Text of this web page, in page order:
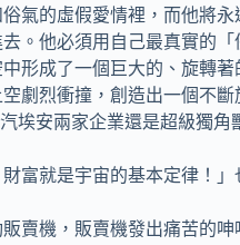
氣的虛假愛情裡，而他將
。他必須用自己最真實的
形成了一個巨大的、旋轉
烈衝撞，創造出一個不
埃安兩家企業還是超級獨角
富就是宇宙的基本定律！」
賣機，販賣機發出痛苦的